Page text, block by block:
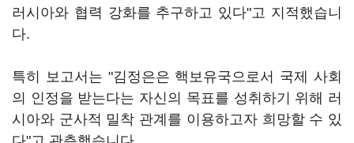
러시아와 협력 강화를 추구하고 있다"고 지적했습니
다.
특히 보고서는 "김정은은 핵보유국으로서 국제 사회
의 인정을 받는다는 자신의 목표를 성취하기 위해 러
시아와 군사적 밀착 관계를 이용하고자 희망할 수 있